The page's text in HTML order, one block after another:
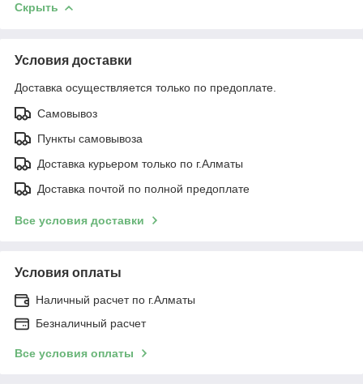
Скрыть
Условия доставки
Доставка осуществляется только по предоплате.
Самовывоз
Пункты самовывоза
Доставка курьером только по г.Алматы
Доставка почтой по полной предоплате
Все условия доставки
Условия оплаты
Наличный расчет по г.Алматы
Безналичный расчет
Все условия оплаты